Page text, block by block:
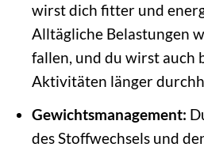
wirst dich fitter und
Alltägliche Belastungen
fallen, und du wirst auch
Aktivitäten länger
Gewichtsmanagement:
des Stoffwechsels und